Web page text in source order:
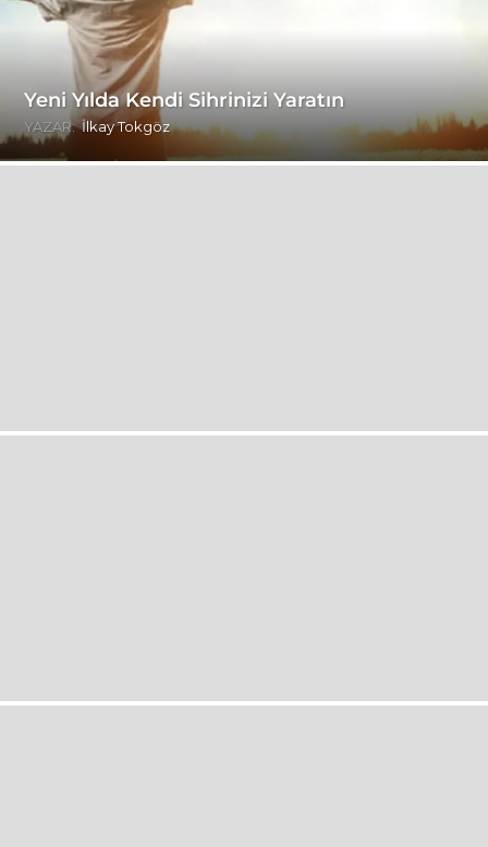
Yeni Yılda Kendi Sihrinizi Yaratın
YAZAR: İlkay Tokgöz